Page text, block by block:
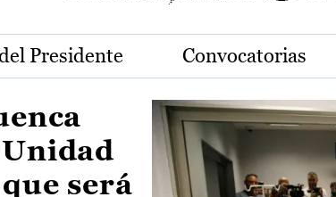
Presidente Convocatorias
será